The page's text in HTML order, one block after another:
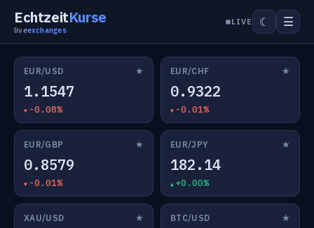
EchtzeitKurse
liveexchanges
LIVE ☾ ☰
EUR/USD ★
1.1547
-0.08%
EUR/CHF ★
0.9322
-0.01%
EUR/GBP ★
0.8579
-0.01%
EUR/JPY ★
182.14
+0.00%
XAU/USD ★ BTC/USD ★